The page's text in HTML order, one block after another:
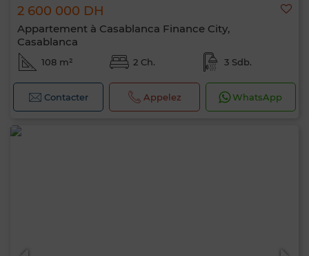
2 600 000 DH
Appartement à Casablanca Finance City,
Casablanca
108 m² 2 Ch. 3 Sdb.
Contacter Appelez WhatsApp